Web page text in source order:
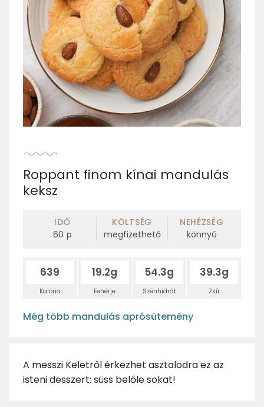
Roppant finom kínai mandulás
keksz
IDŐ
60 p
KÖLTSÉG
megfizethető
NEHÉZSÉG
könnyű
639
Kalória
19.2g
Fehérje
54.3g
Szénhidrát
39.3g
Zsír
Még több mandulás aprósütemény
A messzi Keletről érkezhet asztalodra ez az
isteni desszert: süss belőle sokat!